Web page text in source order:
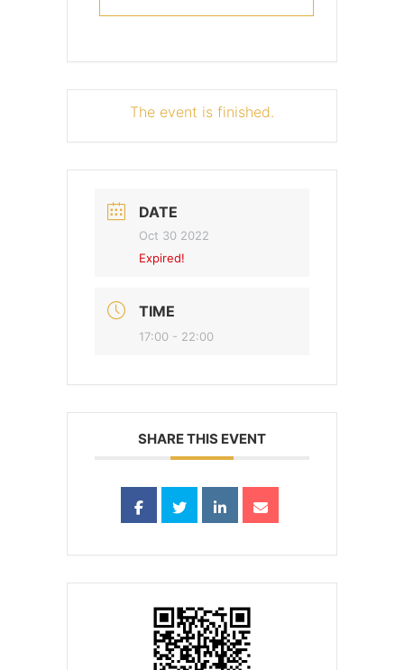
The event is finished.
DATE
Oct 30 2022
Expired!
TIME
17:00 - 22:00
SHARE THIS EVENT